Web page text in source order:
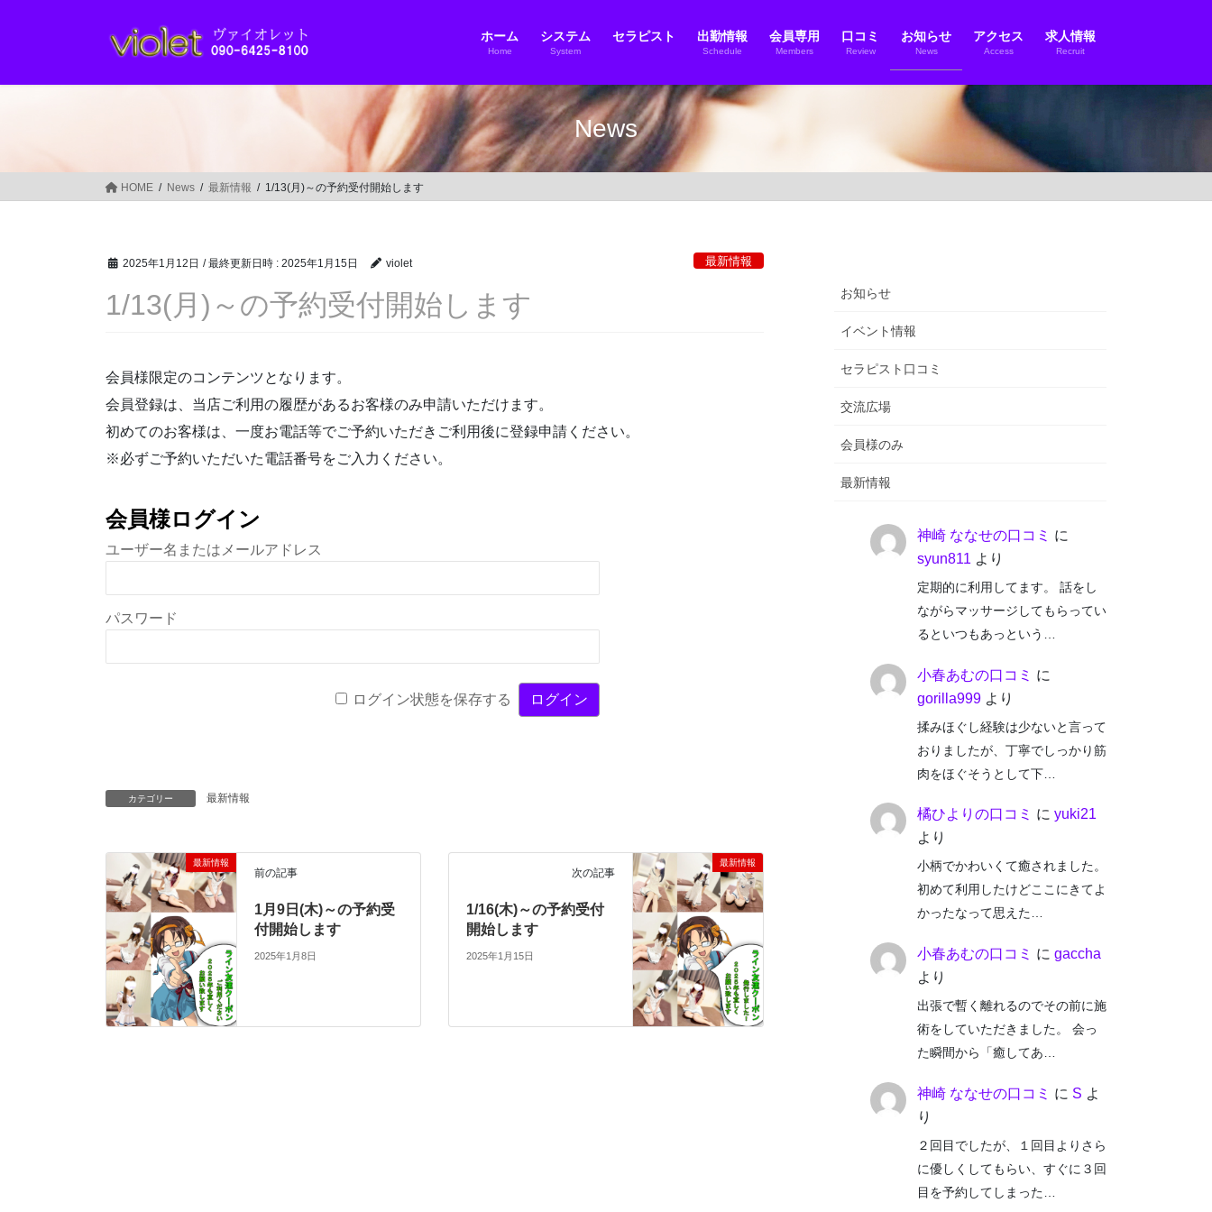
プ
動
ホーム
Home
システム
System
セラピスト 出勤情報
Schedule
会員専用
Members
口コミ
Review
お知らせ
News
アクセス
Access
求人情報
Recruit
News
HOME News 最新情報 1/13(月)～の予約受付開始します
2025年1月12日 / 最終更新日時 : 2025年1月15日 violet 最新情報
1/13(月)～の予約受付開始します
会員様限定のコンテンツとなります。
会員登録は、当店ご利用の履歴があるお客様のみ申請いただけます。
初めてのお客様は、一度お電話等でご予約いただきご利用後に登録申請ください。
※必ずご予約いただいた電話番号をご入力ください。
会員様ログイン
ユーザー名またはメールアドレス
パスワード
ログイン状態を保存する
カテゴリー 最新情報
最新情報
前の記事
1月9日(木)～の予約受
付開始します
2025年1月8日
最新情報
次の記事
1/16(木)～の予約受付
開始します
2025年1月15日
お知らせ
イベント情報
セラピスト口コミ
交流広場
会員様のみ
最新情報
神崎 ななせの口コミ に
syun811 より
定期的に利用してます。 話をし
ながらマッサージしてもらってい
るといつもあっという…
小春あむの口コミ に
gorilla999 より
揉みほぐし経験は少ないと言って
おりましたが、丁寧でしっかり筋
肉をほぐそうとして下…
橘ひよりの口コミ にyuki21
より
小柄でかわいくて癒されました。
初めて利用したけどここにきてよ
かったなって思えた…
小春あむの口コミ にgaccha
より
出張で暫く離れるのでその前に施
術をしていただきました。 会っ
た瞬間から「癒してあ…
神崎 ななせの口コミ に S よ
り
２回目でしたが、１回目よりさら
に優しくしてもらい、すぐに３回
目を予約してしまった…